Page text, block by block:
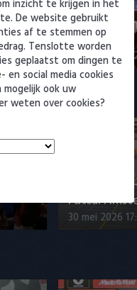
Van
aanvoerder
7 augustus
Futsal
30 mei 2026
inzicht te krijgen in het
De website gebruikt
af te stemmen op
Tenslotte worden
geplaatst om dingen te
en social media cookies
ook uw
weten over cookies?